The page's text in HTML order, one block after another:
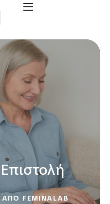
ΑΠΟ FEMINALAB